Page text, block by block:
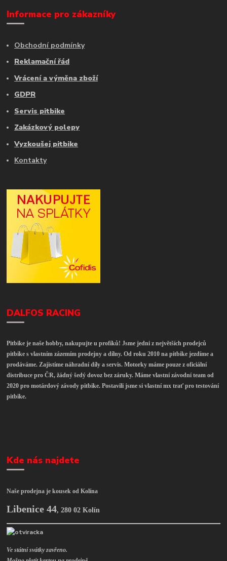
Informace pro zákazníky
Obchodní podmínky
Reklamační řád
Vrácení a výměna zboží
GDPR
Servis pitbike
Zakázkový polepy
Vyzkoušej pitbike
Kontakty
DALFOS RACING
Pitbike je naše hobby, nakupujte u profíků! Jsme jedni z největších prodejců
pitbike s vlastním zázemím prodejny a dílny. Od roku 2010 na pitbike jezdíme a
prodáváme. Zajistíme náhradní díly a servis. Motorky máme pouze z oficiální
distribuce pro ČR, žádný šedý dovoz bez záruky. Máme vlastní závodní team od
2020 pro motárdový závody pitbike. Postavili jsme si vlastní mx trať pro testování
pitbike.
Kde nás najdete
Naše prodejna je kousek od Kolína
Libenice 44,280 02 Kolín
Ve státní svátky zavřeno.